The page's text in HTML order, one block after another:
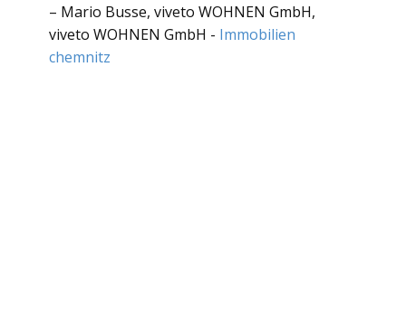
– Mario Busse, viveto WOHNEN GmbH,
viveto WOHNEN GmbH - Immobilien
chemnitz